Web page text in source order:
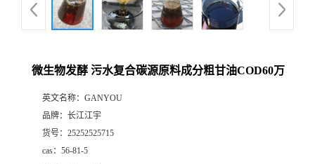
微生物发酵 污水复合碳源原料成分粗甘油COD60万
英文名称： GANYOU
品牌： 长江江宇
货号： 25252525715
cas： 56-81-5